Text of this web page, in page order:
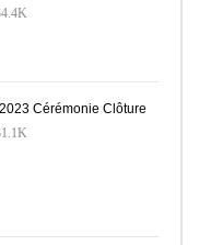
Cérémonie Clôture